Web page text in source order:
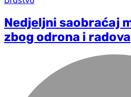
Nedjeljni saobraćaj
zbog odrona i radova